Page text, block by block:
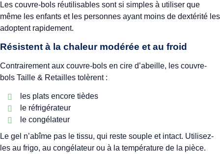
Les couvre-bols réutilisables sont si simples à utiliser que
même les enfants et les personnes ayant moins de dextérité les
adoptent rapidement.
Résistent à la chaleur modérée et au froid
Contrairement aux couvre-bols en cire d’abeille, les couvre-
bols Taille & Retailles tolèrent :
les plats encore tièdes
le réfrigérateur
le congélateur
Le gel n’abîme pas le tissu, qui reste souple et intact. Utilisez-
les au frigo, au congélateur ou à la température de la pièce.